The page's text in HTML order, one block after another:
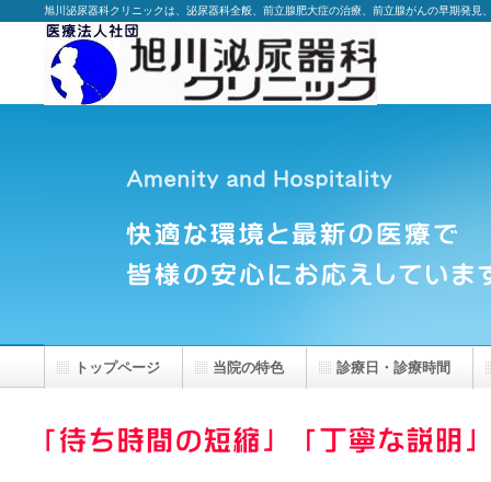
旭川泌尿器科クリニックは、泌尿器科全般、前立腺肥大症の治療、前立腺がんの早期発
トップページ 当院の特色 診療日・診療時間